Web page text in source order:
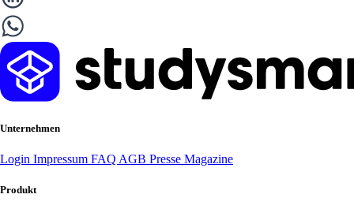
Unternehmen
Login Impressum FAQ AGB Presse Magazine
Produkt